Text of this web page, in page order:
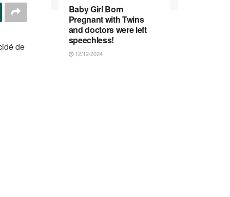
de
Baby Girl Born
Pregnant with Twins
and doctors were left
speechless!
12/12/2024